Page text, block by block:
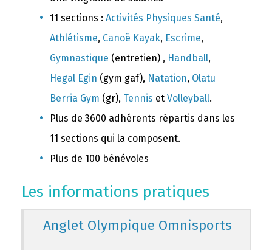
11 sections : Activités Physiques Santé,
Athlétisme, Canoë Kayak, Escrime,
Gymnastique (entretien) , Handball,
Hegal Egin (gym gaf), Natation, Olatu
Berria Gym (gr), Tennis et Volleyball.
Plus de 3600 adhérents répartis dans les
11 sections qui la composent.
Plus de 100 bénévoles
Les informations pratiques
Anglet Olympique Omnisports